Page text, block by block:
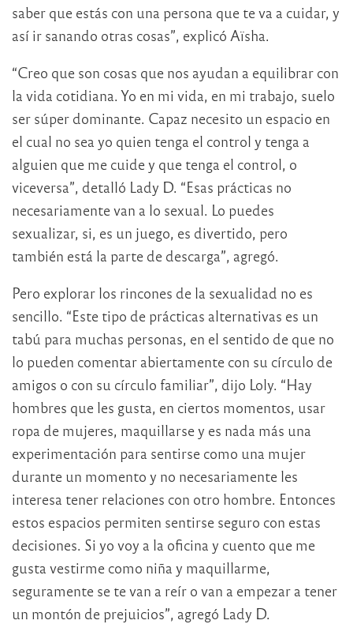
saber que estás con una persona que te va a cuidar, y
así ir sanando otras cosas”, explicó Aïsha.
“Creo que son cosas que nos ayudan a equilibrar con
la vida cotidiana. Yo en mi vida, en mi trabajo, suelo
ser súper dominante. Capaz necesito un espacio en
el cual no sea yo quien tenga el control y tenga a
alguien que me cuide y que tenga el control, o
viceversa”, detalló Lady D. “Esas prácticas no
necesariamente van a lo sexual. Lo puedes
sexualizar, si, es un juego, es divertido, pero
también está la parte de descarga”, agregó.
Pero explorar los rincones de la sexualidad no es
sencillo. “Este tipo de prácticas alternativas es un
tabú para muchas personas, en el sentido de que no
lo pueden comentar abiertamente con su círculo de
amigos o con su círculo familiar”, dijo Loly. “Hay
hombres que les gusta, en ciertos momentos, usar
ropa de mujeres, maquillarse y es nada más una
experimentación para sentirse como una mujer
durante un momento y no necesariamente les
interesa tener relaciones con otro hombre. Entonces
estos espacios permiten sentirse seguro con estas
decisiones. Si yo voy a la oficina y cuento que me
gusta vestirme como niña y maquillarme,
seguramente se te van a reír o van a empezar a tener
un montón de prejuicios”, agregó Lady D.